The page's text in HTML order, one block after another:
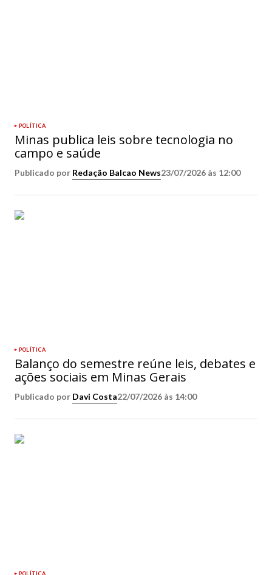
POLÍTICA
Minas publica leis sobre tecnologia no
campo e saúde
Publicado por Redação Balcao News23/07/2026 às 12:00
POLÍTICA
Balanço do semestre reúne leis, debates e
ações sociais em Minas Gerais
Publicado por Davi Costa22/07/2026 às 14:00
POLÍTICA